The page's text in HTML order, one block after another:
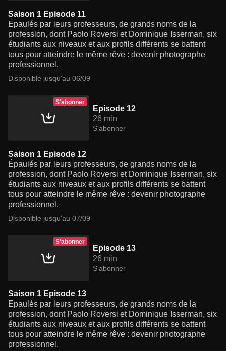
Saison 1 Episode 11
Epaulés par leurs professeurs, de grands noms de la
profession, dont Paolo Roversi et Dominique Isserman, six
étudiants aux niveaux et aux profils différents se battent
tous pour atteindre le même rêve : devenir photographe
professionnel.
Disponible jusqu'au 06/09
S'abonner
Episode 12
26 min
S'abonner
Saison 1 Episode 12
Épaulés par leurs professeurs, de grands noms de la
profession, dont Paolo Roversi et Dominique Isserman, six
étudiants aux niveaux et aux profils différents se battent
tous pour atteindre le même rêve : devenir photographe
professionnel.
Disponible jusqu'au 07/09
S'abonner
Episode 13
26 min
S'abonner
Saison 1 Episode 13
Epaulés par leurs professeurs, de grands noms de la
profession, dont Paolo Roversi et Dominique Isserman, six
étudiants aux niveaux et aux profils différents se battent
tous pour atteindre le même rêve : devenir photographe
professionnel.